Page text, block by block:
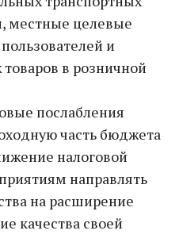
местные целевые
и
в розничной
послабления
часть бюджета
налоговой
направлять
на расширение
качества своей